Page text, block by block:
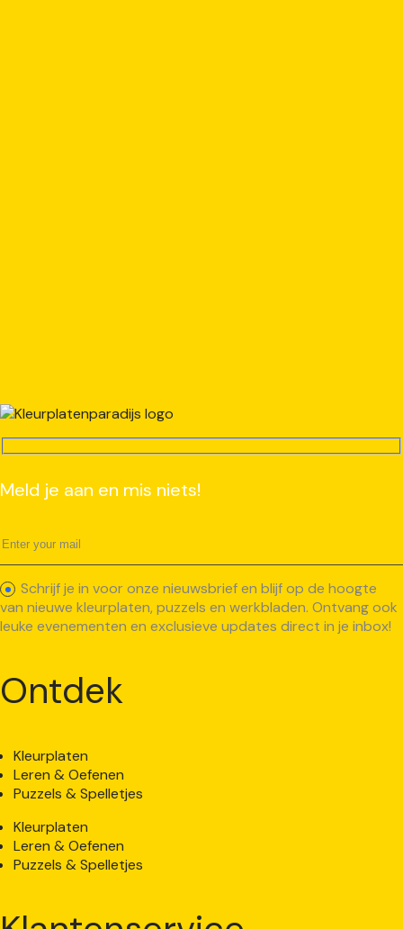
Meld je aan en mis niets!
Schrijf je in voor onze nieuwsbrief en blijf op de hoogte
van nieuwe kleurplaten, puzzels en werkbladen. Ontvang ook
leuke evenementen en exclusieve updates direct in je inbox!
Ontdek
Kleurplaten
Leren & Oefenen
Puzzels & Spelletjes
Kleurplaten
Leren & Oefenen
Puzzels & Spelletjes